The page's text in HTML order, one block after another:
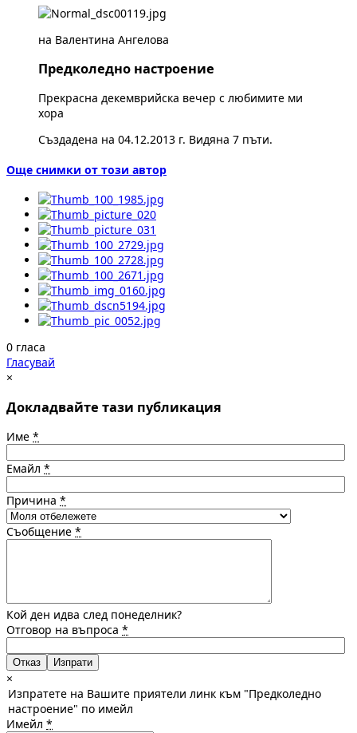
на Валентина Ангелова
Предколедно настроение
Прекрасна декемврийска вечер с любимите ми
хора
Създадена на 04.12.2013 г. Видяна 7 пъти.
Още снимки от този автор
0 гласа
Гласувай
×
Докладвайте тази публикация
Име *
Емайл *
Причина *
Съобщение *
Кой ден идва след понеделник?
Отговор на въпроса *
Отказ
×
Изпратете на Вашите приятели линк към "Предколедно
настроение" по имейл
Имейл *